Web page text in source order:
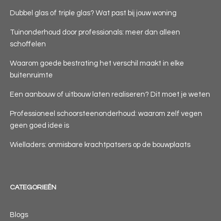
Dubbel glas of triple glas? Wat past bij jouw woning
Tuinonderhoud door professionals: meer dan alleen
schoffelen
Waarom goede bestrating het verschil maakt in elke
buitenruimte
Een aanbouw of uitbouw laten realiseren? Dit moet je weten
Professioneel schoorsteenonderhoud: waarom zelf vegen
geen goed idee is
Wielladers: onmisbare krachtpatsers op de bouwplaats
CATEGORIEËN
Blogs